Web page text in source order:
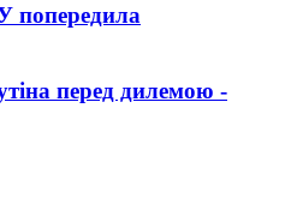
попередила
перед дилемою -